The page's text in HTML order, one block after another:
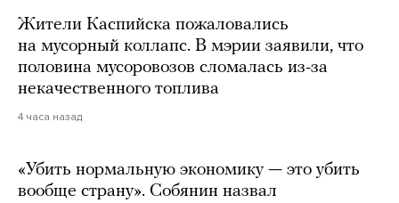
Жители Каспийска пожаловались
на мусорный коллапс. В мэрии заявили, что
половина мусоровозов сломалась из-за
некачественного топлива
4 часа назад
«Убить нормальную экономику — это убить
вообще страну». Собянин назвал